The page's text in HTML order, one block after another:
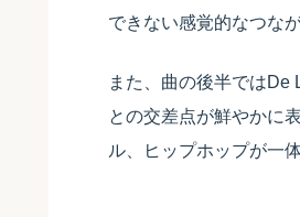
できない感覚的なつな
また、曲の後半ではDe
との交差点が鮮やかに
ル、ヒップホップが一